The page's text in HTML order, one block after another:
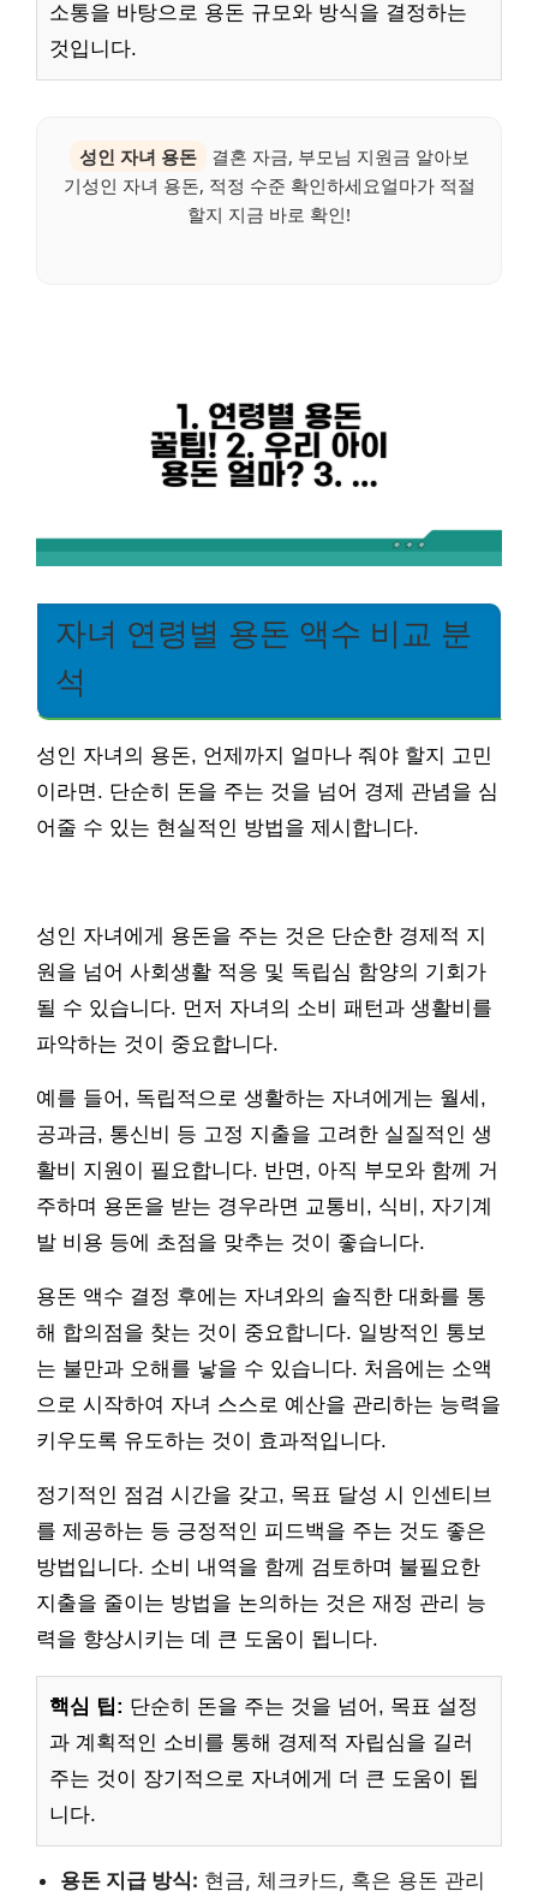
소통을 바탕으로 용돈 규모와 방식을 결정하는
것입니다.
성인 자녀 용돈
결혼 자금, 부모님 지원금 알아보
기성인 자녀 용돈, 적정 수준 확인하세요얼마가 적절
할지 지금 바로 확인!
자녀 연령별 용돈 액수 비교 분
석
성인 자녀의 용돈, 언제까지 얼마나 줘야 할지 고민
이라면. 단순히 돈을 주는 것을 넘어 경제 관념을 심
어줄 수 있는 현실적인 방법을 제시합니다.
성인 자녀에게 용돈을 주는 것은 단순한 경제적 지
원을 넘어 사회생활 적응 및 독립심 함양의 기회가
될 수 있습니다. 먼저 자녀의 소비 패턴과 생활비를
파악하는 것이 중요합니다.
예를 들어, 독립적으로 생활하는 자녀에게는 월세,
공과금, 통신비 등 고정 지출을 고려한 실질적인 생
활비 지원이 필요합니다. 반면, 아직 부모와 함께 거
주하며 용돈을 받는 경우라면 교통비, 식비, 자기계
발 비용 등에 초점을 맞추는 것이 좋습니다.
용돈 액수 결정 후에는 자녀와의 솔직한 대화를 통
해 합의점을 찾는 것이 중요합니다. 일방적인 통보
는 불만과 오해를 낳을 수 있습니다. 처음에는 소액
으로 시작하여 자녀 스스로 예산을 관리하는 능력을
키우도록 유도하는 것이 효과적입니다.
정기적인 점검 시간을 갖고, 목표 달성 시 인센티브
를 제공하는 등 긍정적인 피드백을 주는 것도 좋은
방법입니다. 소비 내역을 함께 검토하며 불필요한
지출을 줄이는 방법을 논의하는 것은 재정 관리 능
력을 향상시키는 데 큰 도움이 됩니다.
핵심 팁: 단순히 돈을 주는 것을 넘어, 목표 설정
과 계획적인 소비를 통해 경제적 자립심을 길러
주는 것이 장기적으로 자녀에게 더 큰 도움이 됩
니다.
용돈 지급 방식: 현금, 체크카드, 혹은 용돈 관리